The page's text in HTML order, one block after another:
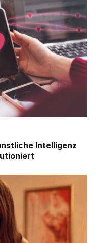
Intelligenz